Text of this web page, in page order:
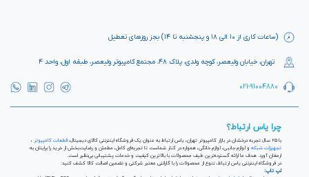
(ساعات کاری از ۱۰ الی ۱۸ و پنجشنبه تا ۱۴) بجز روزهای تعطیل
تهران، خیابان ولیعصر، کوچه ولدی، پلاک ۴۸، مجتمع کامپیوتر ولیعصر، طبقه اول، واحد ۴
021-91004880
چرا یاس ارتباط؟
با ۲۵ سال تجربه درخشان در بازار کامپیوتر تهران، یاس ارتباط به عنوان یک فروشگاه اینترنتی کالای دیجیتال، قطعات کامپیوتر
تجهیزات شبکه
و لوازم جانبی، لوازم خانگی، همواره در کنار شماست تا تجربه‌ای کامل، مطمئن و رضایت‌بخش از خرید را برایتان به
ارمغان آورد. هدف ما ارائه گسترده‌ترین طیف محصولات با بالاترین کیفیت و خدمات پشتیبانی بی‌نظیر است.
در فروشگاه اینترنتی یاس ارتباط، تنوع از محصولات را با گارانتی معتبر شرکتی و تضمین اصالت کالا کشف کنید:
لپ تاپ: